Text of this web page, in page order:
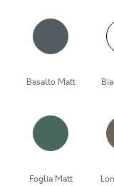
Basalto Matt
Foglia Matt